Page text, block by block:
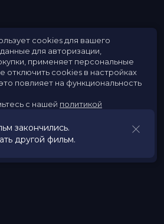
закончились.
другой фильм.
cookies для вашего
для авторизации,
применяет персональные
отключить cookies в настройках
повлияет на функциональность
с нашей политикой
Принять